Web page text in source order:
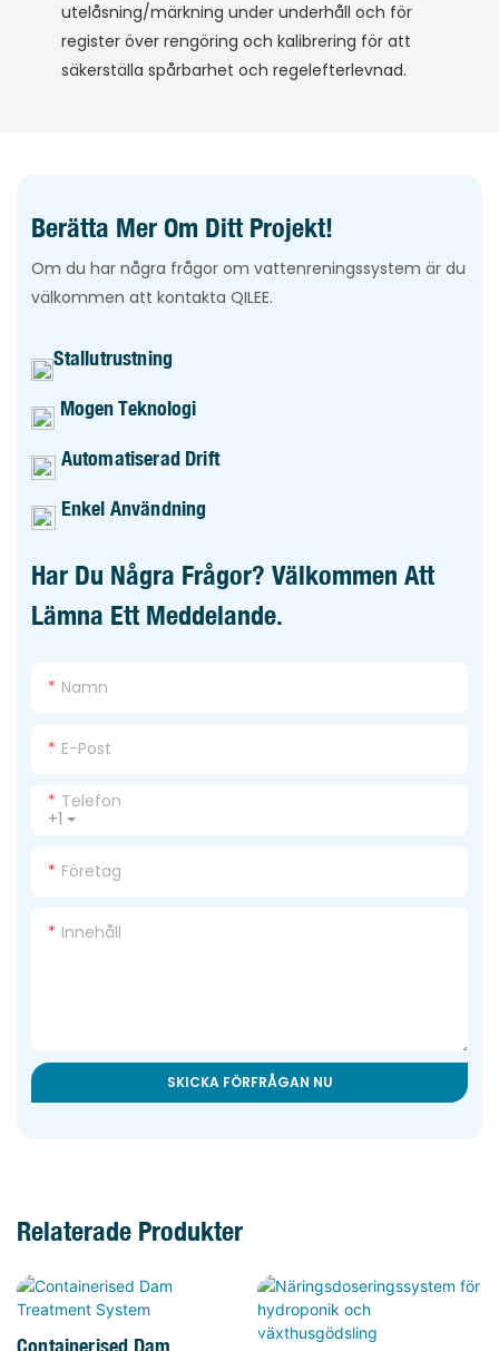
utelåsning/märkning under underhåll och för
register över rengöring och kalibrering för att
säkerställa spårbarhet och regelefterlevnad.
Berätta Mer Om Ditt Projekt!
Om du har några frågor om vattenreningssystem är du
välkommen att kontakta QILEE.
Stallutrustning
Mogen Teknologi
Automatiserad Drift
Enkel Användning
Har Du Några Frågor? Välkommen Att
Lämna Ett Meddelande.
Namn
E-Post
+1
Telefon
Företag
Innehåll
SKICKA FÖRFRÅGAN NU
Relaterade Produkter
Containerised Dam